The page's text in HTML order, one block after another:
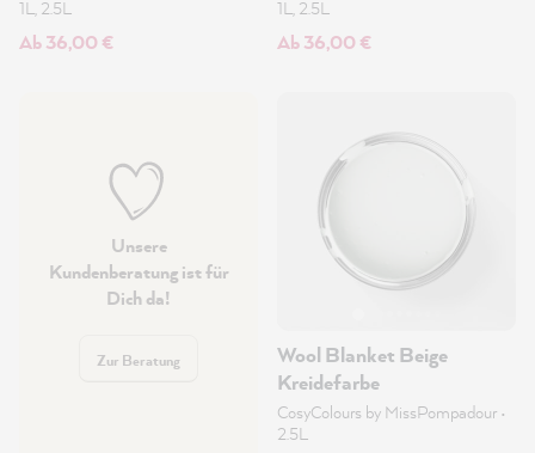
1L, 2.5L
Ab 36,00 €
1L, 2.5L
Ab 36,00 €
Unsere
Kundenberatung ist für
Dich da!
Zur Beratung
Wool Blanket Beige
Kreidefarbe
CosyColours by MissPompadour •
2.5L